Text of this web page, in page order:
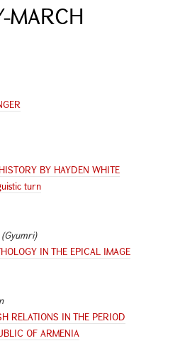
MARCH
BY HAYDEN WHITE
turn
IN THE EPICAL IMAGE
RELATIONS IN THE PERIOD
OF ARMENIA